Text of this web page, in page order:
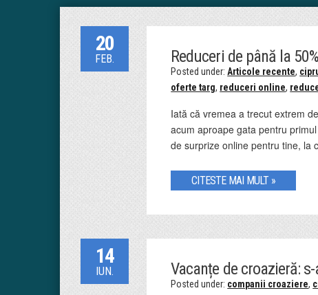
20
FEB. Reduceri de până la
Posted under:Articole recente,
oferte targ, reduceri online,
Iată că vremea a trecut extrem
acum aproape gata pentru
de surprize online pentru tine, la
CITESTE MAI MULT »
14
IUN. Vacanțe de croazieră:
Posted under: companii croaziere,